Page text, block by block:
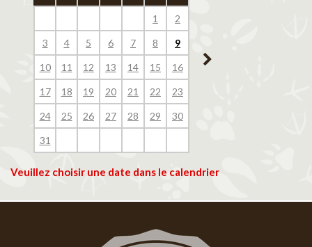
1 2
3 4 5 6 7 8 9
10 11 12 13 14 15 16
17 18 19 20 21 22 23
24 25 26 27 28 29 30
31
14
Veuillez choisir une date dans le calendrier